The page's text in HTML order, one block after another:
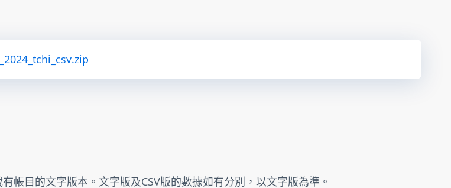
帳目的文字版本。文字版及CSV版的數據如有分別，以文字版為準。